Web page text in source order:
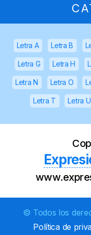
Letra A Letra B
Letra G Letra H
Letra N Letra O
Letra T Letra U
© Todos los
Política de